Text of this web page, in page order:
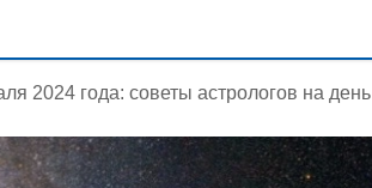
2024 года: советы астрологов на день